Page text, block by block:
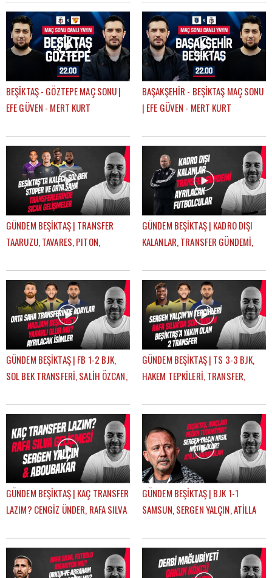
BEŞİKTAŞ - GÖZTEPE MAÇ SONU |
EFE GÜVEN - MERT KURT
BAŞAKŞEHİR - BEŞİKTAŞ MAÇ SONU
| EFE GÜVEN - MERT KURT
GÜNDEM BEŞİKTAŞ | TRANSFER
TAARUZU, TAVARES, PITON,
STROEYKENS | ÇAĞDAŞ SEVİNÇ
GÜNDEM BEŞİKTAŞ | KADRO DIŞI
KALANLAR, TRANSFER GÜNDEMİ,
SEVİNÇ
GÜNDEM BEŞİKTAŞ | FB 1-2 BJK,
SOL BEK TRANSFERİ, SALİH ÖZCAN,
SEVİNÇ
GÜNDEM BEŞİKTAŞ | TS 3-3 BJK,
HAKEM TEPKİLERİ, TRANSFER,
ÇAĞDAŞ SEVİNÇ
GÜNDEM BEŞİKTAŞ | KAÇ TRANSFER
LAZIM? CENGİZ ÜNDER, RAFA SILVA
SEVİNÇ
GÜNDEM BEŞİKTAŞ | BJK 1-1
SAMSUN, SERGEN YALÇIN, ATİLLA
ÇAĞDAŞ SEVİNÇ